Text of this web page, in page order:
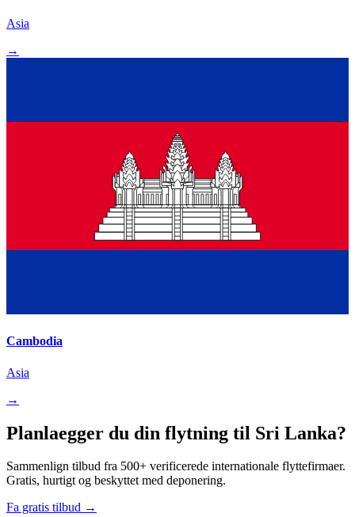
Asia
→
Cambodia
Asia
→
Planlaegger du din flytning til Sri Lanka?
Sammenlign tilbud fra 500+ verificerede internationale flyttefirmaer.
Gratis, hurtigt og beskyttet med deponering.
Fa gratis tilbud →